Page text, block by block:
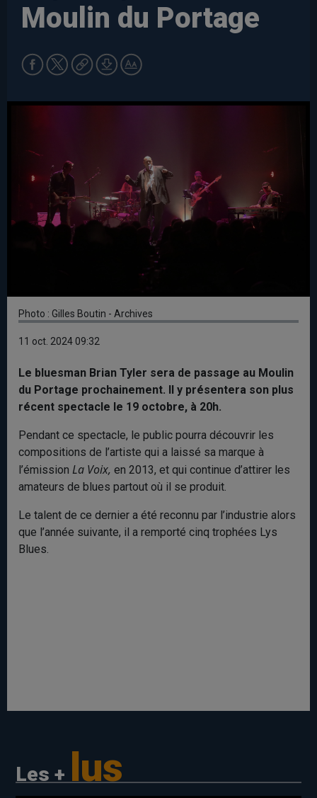
Moulin du Portage
Photo : Gilles Boutin - Archives
11 oct. 2024 09:32
Le bluesman Brian Tyler sera de passage au Moulin
du Portage prochainement. Il y présentera son plus
récent spectacle le 19 octobre, à 20h.
Pendant ce spectacle, le public pourra découvrir les
compositions de l’artiste qui a laissé sa marque à
l’émission La Voix, en 2013, et qui continue d’attirer les
amateurs de blues partout où il se produit.
Le talent de ce dernier a été reconnu par l’industrie alors
que l’année suivante, il a remporté cinq trophées Lys
Blues.
Les + lus